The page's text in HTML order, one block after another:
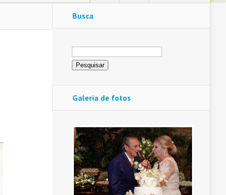
Busca
Pesquisar
por:
Galeria de fotos